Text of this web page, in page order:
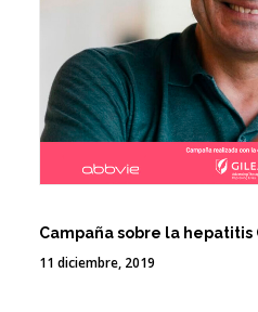
Campaña sobre la hepatitis
11 diciembre, 2019